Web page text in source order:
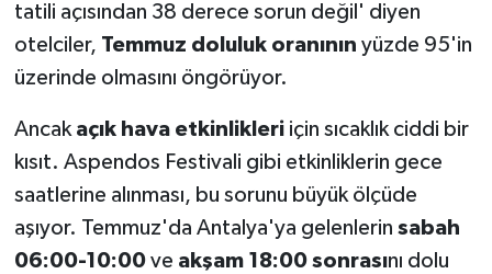
tatili açısından 38 derece sorun değil' diyen
otelciler, Temmuz doluluk oranının yüzde 95'in
üzerinde olmasını öngörüyor.
Ancak açık hava etkinlikleriiçin sıcaklık ciddi bir
kısıt. Aspendos Festivali gibi etkinliklerin gece
saatlerine alınması, bu sorunu büyük ölçüde
aşıyor. Temmuz'da Antalya'ya gelenlerin sabah
06:00-10:00ve akşam 18:00 sonrasını dolu